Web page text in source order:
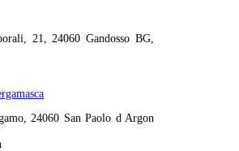
21, 24060 Gandosso BG,
24060 San Paolo d Argon